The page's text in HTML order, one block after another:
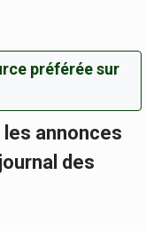
préférée sur
annonces
des